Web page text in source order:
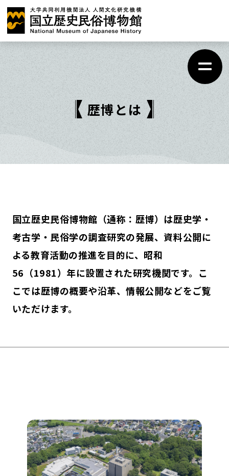
歴博とは
国立歴史民俗博物館（通称：歴博）は歴史学・
考古学・民俗学の調査研究の発展、資料公開に
よる教育活動の推進を目的に、昭和
56（1981）年に設置された研究機関です。こ
こでは歴博の概要や沿革、情報公開などをご覧
いただけます。